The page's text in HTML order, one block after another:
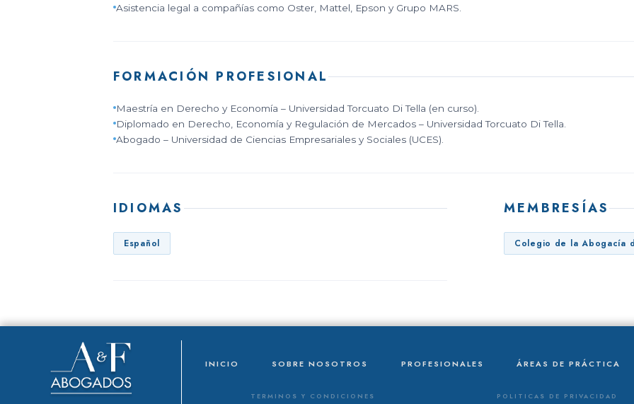
Asistencia legal a compañías como Oster, Mattel, Epson y Grupo MARS.
FORMACIÓN PROFESIONAL
Maestría en Derecho y Economía – Universidad Torcuato Di Tella (en curso).
Diplomado en Derecho, Economía y Regulación de Mercados – Universidad Torcuato Di Tella.
Abogado – Universidad de Ciencias Empresariales y Sociales (UCES).
IDIOMAS
Español
MEMBRESÍAS
Colegio de la Abogacía
INICIO SOBRE NOSOTROS PROFESIONALES ÁREAS DE PRÁCTICA
TERMINOS Y CONDICIONES POLITICAS DE PRIVACIDAD